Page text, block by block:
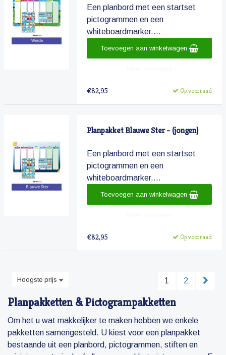
Een planbord met een startset
pictogrammen en een
whiteboardmarker....
€82,95 Op voorraad
Toevoegen aan winkelwagen
Planpakket Blauwe Ster - (jongen)
Een planbord met een startset
pictogrammen en een
whiteboardmarker....
€82,95 Op voorraad
Toevoegen aan winkelwagen
Hoogste prijs 1 2
Planpakketten & Pictogrampakketten
Om het u wat makkelijker te maken hebben we enkele
pakketten samengesteld. U kiest voor een planpakket
bestaande uit een planbord, pictogrammen, stiften en